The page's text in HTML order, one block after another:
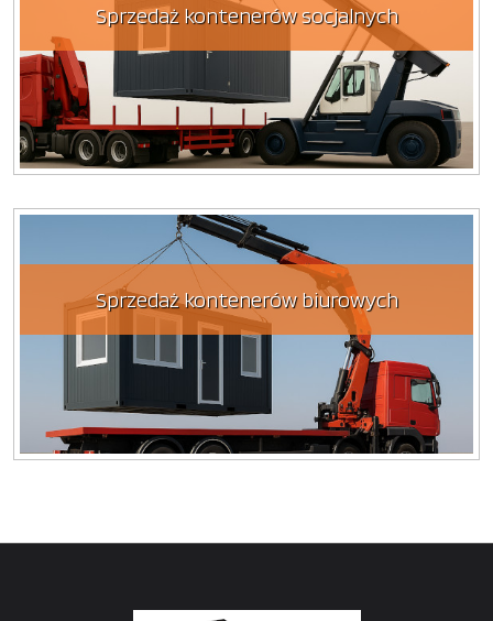
Sprzedaż kontenerów socjalnych
Sprzedaż kontenerów biurowych